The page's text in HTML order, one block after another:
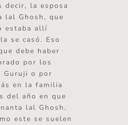
decir, la esposa
lal Ghosh, que
estaba allí
se casó. Eso
debe haber
por los
Guruji o por
en la familia
del año en que
lal Ghosh.
este se suelen